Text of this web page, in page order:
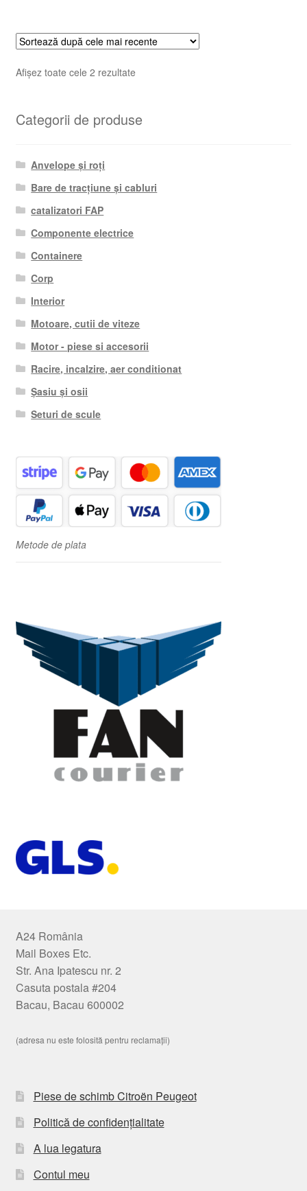
Afișez toate cele 2 rezultateSortat
mai
Categorii de produse
Anvelope și roți
Bare de tracțiune și cabluri
catalizatori FAP
Componente electrice
Containere
Corp
Interior
Motoare, cutii de viteze
Motor - piese si accesorii
Racire, incalzire, aer conditionat
Șasiu și osii
Seturi de scule
Metode de plata
A24 România
Mail Boxes Etc.
Str. Ana Ipatescu nr. 2
Casuta postala #204
Bacau, Bacau 600002
(adresa nu este folosită pentru reclamații)
Piese de schimb Citroën Peugeot
Politică de confidențialitate
A lua legatura
Contul meu